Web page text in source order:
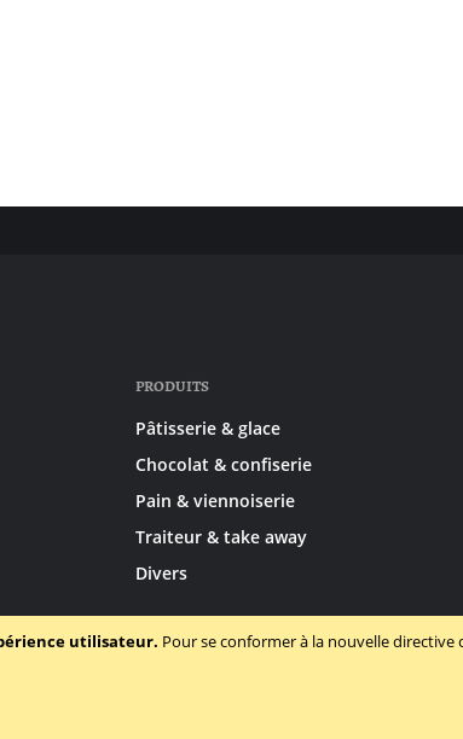
utilisateur. Pour se conformer à la nouvelle
PRODUITS
Pâtisserie & glace
Chocolat & confiserie
Pain & viennoiserie
Traiteur & take away
Divers